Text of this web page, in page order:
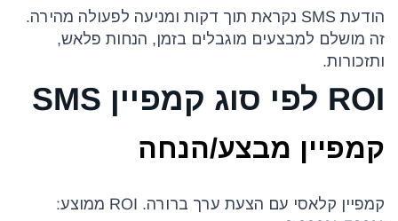
הודעת SMS נקראת תוך דקות ומניעה לפעולה מהירה.
זה מושלם למבצעים מוגבלים בזמן, הנחות פלאש,
ותזכורות.
ROI לפי סוג קמפיין SMS
קמפיין מבצע/הנחה
קמפיין קלאסי עם הצעת ערך ברורה. ROI ממוצע: